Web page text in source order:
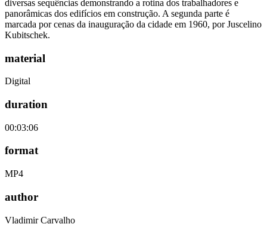
diversas sequências demonstrando a rotina dos trabalhadores e
panorâmicas dos edifícios em construção. A segunda parte é
marcada por cenas da inauguração da cidade em 1960, por Juscelino
Kubitschek.
material
Digital
duration
00:03:06
format
MP4
author
Vladimir Carvalho